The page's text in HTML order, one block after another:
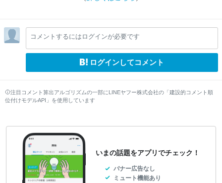
コメントするにはログインが必要です
ログインしてコメント
注目コメント算出アルゴリズムの一部にLINEヤフー株式会社の「建設的コメント順
位付けモデルAPI」を使用しています
いまの話題をアプリでチェック！
バナー広告なし
ミュート機能あり